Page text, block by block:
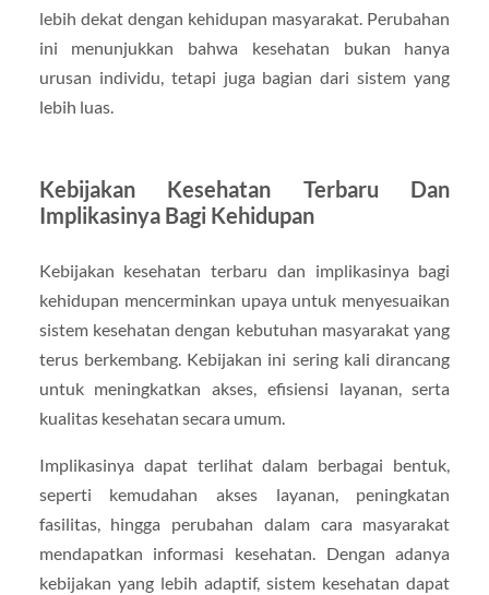
lebih dekat dengan kehidupan masyarakat. Perubahan
ini menunjukkan bahwa kesehatan bukan hanya
urusan individu, tetapi juga bagian dari sistem yang
lebih luas.
Kebijakan Kesehatan Terbaru Dan
Implikasinya Bagi Kehidupan
Kebijakan kesehatan terbaru dan implikasinya bagi
kehidupan mencerminkan upaya untuk menyesuaikan
sistem kesehatan dengan kebutuhan masyarakat yang
terus berkembang. Kebijakan ini sering kali dirancang
untuk meningkatkan akses, efisiensi layanan, serta
kualitas kesehatan secara umum.
Implikasinya dapat terlihat dalam berbagai bentuk,
seperti kemudahan akses layanan, peningkatan
fasilitas, hingga perubahan dalam cara masyarakat
mendapatkan informasi kesehatan. Dengan adanya
kebijakan yang lebih adaptif, sistem kesehatan dapat